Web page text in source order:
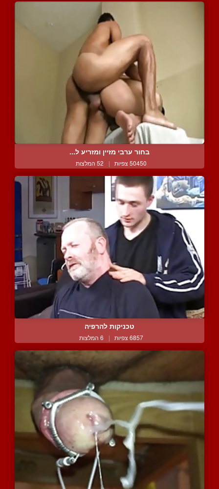
בחור ערבי מזיין ומזריע ל...
50450 צפיות | 52 המלצות
טכניקות להרפיה
6857 צפיות | 6 המלצות